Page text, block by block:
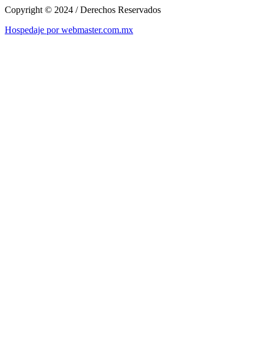
Copyright © 2024 / Derechos Reservados
Hospedaje por webmaster.com.mx